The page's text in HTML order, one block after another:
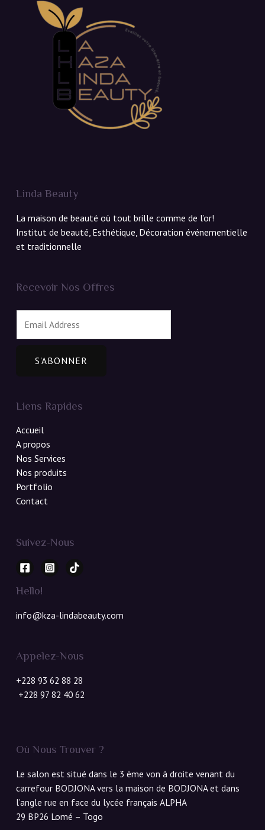
Linda Beauty
La maison de beauté où tout brille comme de l’or!
Institut de beauté, Esthétique, Décoration événementielle
et traditionnelle
Recevoir Nos Offres
S'ABONNER
Liens Rapides
Accueil
A propos
Nos Services
Nos produits
Portfolio
Contact
Suivez-Nous
Hello!
info@kza-lindabeauty.com
Appelez-Nous
+228 93 62 88 28
+228 97 82 40 62
Où Nous Trouver ?
Le salon est situé dans le 3 ème von à droite venant du
carrefour BODJONA vers la maison de BODJONA et dans
l’angle rue en face du lycée français ALPHA
29 BP26 Lomé – Togo